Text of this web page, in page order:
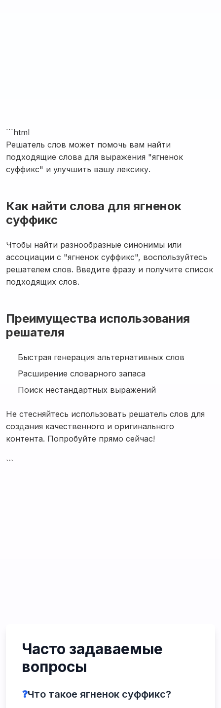
```html
Решатель слов может помочь вам найти
подходящие слова для выражения "ягненок
суффикс" и улучшить вашу лексику.
Как найти слова для ягненок
суффикс
Чтобы найти разнообразные синонимы или
ассоциации с "ягненок суффикс", воспользуйтесь
решателем слов. Введите фразу и получите список
подходящих слов.
Преимущества использования
решателя
Быстрая генерация альтернативных слов
Расширение словарного запаса
Поиск нестандартных выражений
Не стесняйтесь использовать решатель слов для
создания качественного и оригинального
контента. Попробуйте прямо сейчас!
```
Часто задаваемые
вопросы
❓Что такое ягненок суффикс?